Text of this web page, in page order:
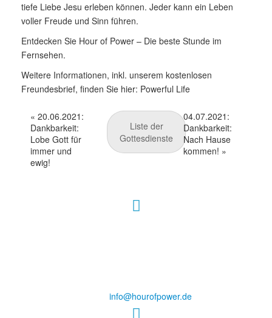
tiefe Liebe Jesu erleben können. Jeder kann ein Leben
voller Freude und Sinn führen.
Entdecken Sie Hour of Power – Die beste Stunde im
Fernsehen.
Weitere Informationen, inkl. unserem kostenlosen
Freundesbrief, finden Sie hier: Powerful Life
« 20.06.2021:
Dankbarkeit:
Lobe Gott für
immer und
ewig!
Liste der
Gottesdienste
04.07.2021:
Dankbarkeit:
Nach Hause
kommen! »
info@hourofpower.de